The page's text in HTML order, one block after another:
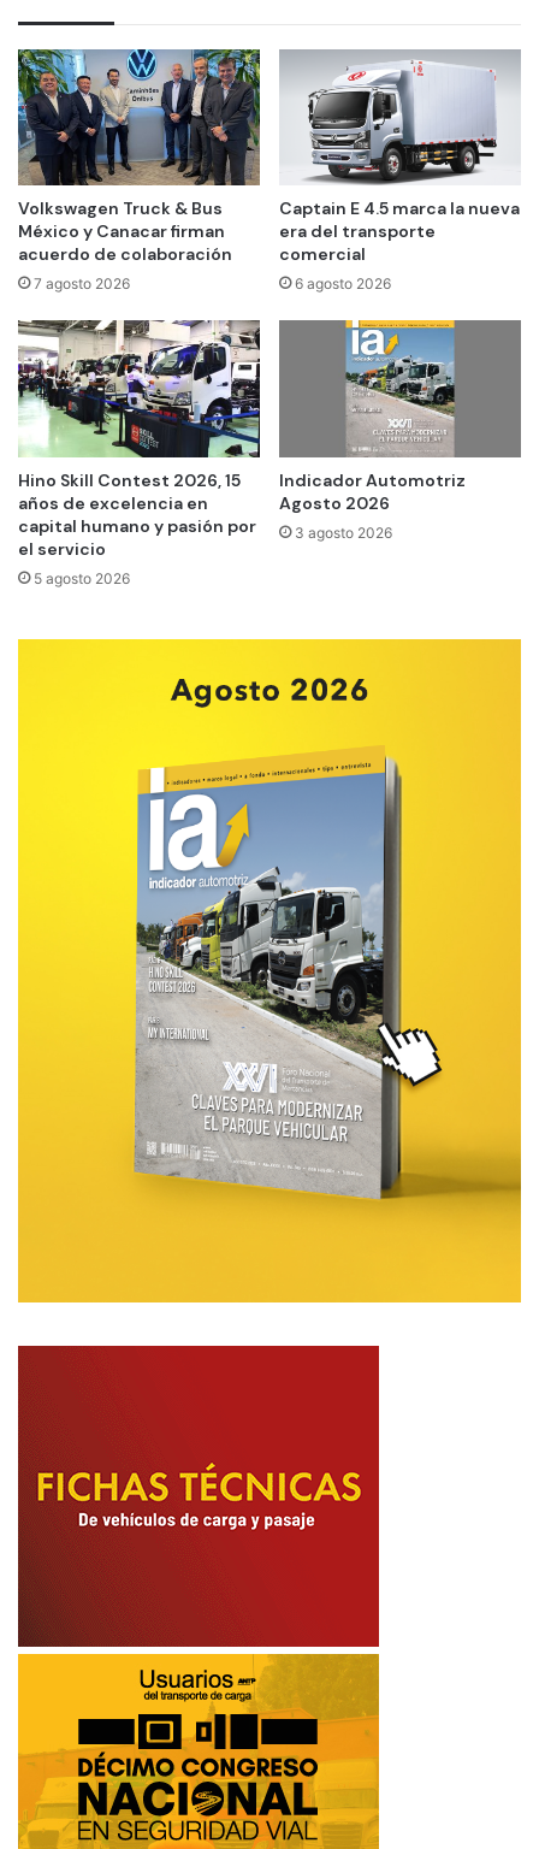
Volkswagen Truck & Bus
México y Canacar firman
acuerdo de colaboración
7 agosto 2026
Captain E 4.5 marca la nueva
era del transporte
comercial
6 agosto 2026
Hino Skill Contest 2026, 15
años de excelencia en
capital humano y pasión por
el servicio
5 agosto 2026
Indicador Automotriz
Agosto 2026
3 agosto 2026